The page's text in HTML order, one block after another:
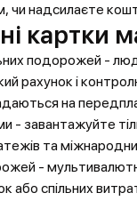
надсилаєте
картки
подорожей -
рахунок і
на
- завантажуйте
та
-
або спільних